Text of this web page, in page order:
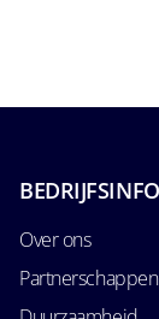
Over ons
Partnerschappen